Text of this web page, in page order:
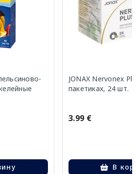
JONAX Nervonex
пакетиках, 24 шт.
3.99 €
В